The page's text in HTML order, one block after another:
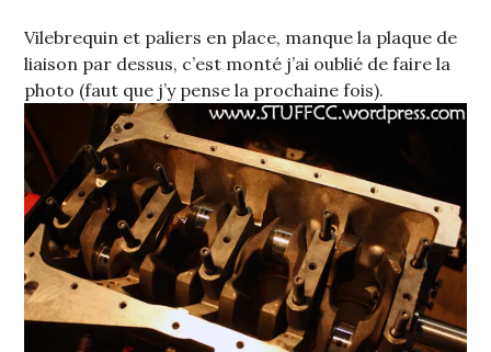
Vilebrequin et paliers en place, manque la plaque de
liaison par dessus, c’est monté j’ai oublié de faire la
photo (faut que j’y pense la prochaine fois).